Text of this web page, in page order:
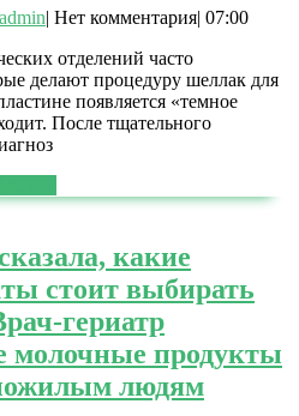
admin| Нет комментария| 07:00
отделений часто
делают процедуру шеллак для
появляется «темное
После тщательного
какие
стоит выбирать
гериатр
молочные продукты
людям